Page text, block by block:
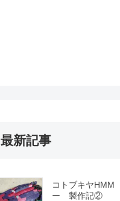
最新記事
コトブキヤ
ー 製作記②